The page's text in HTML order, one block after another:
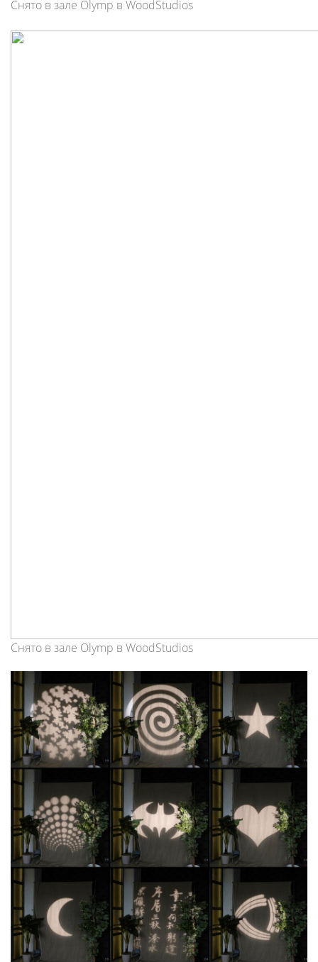
Снято в зале Olymp в WoodStudios
Снято в зале Olymp в WoodStudios